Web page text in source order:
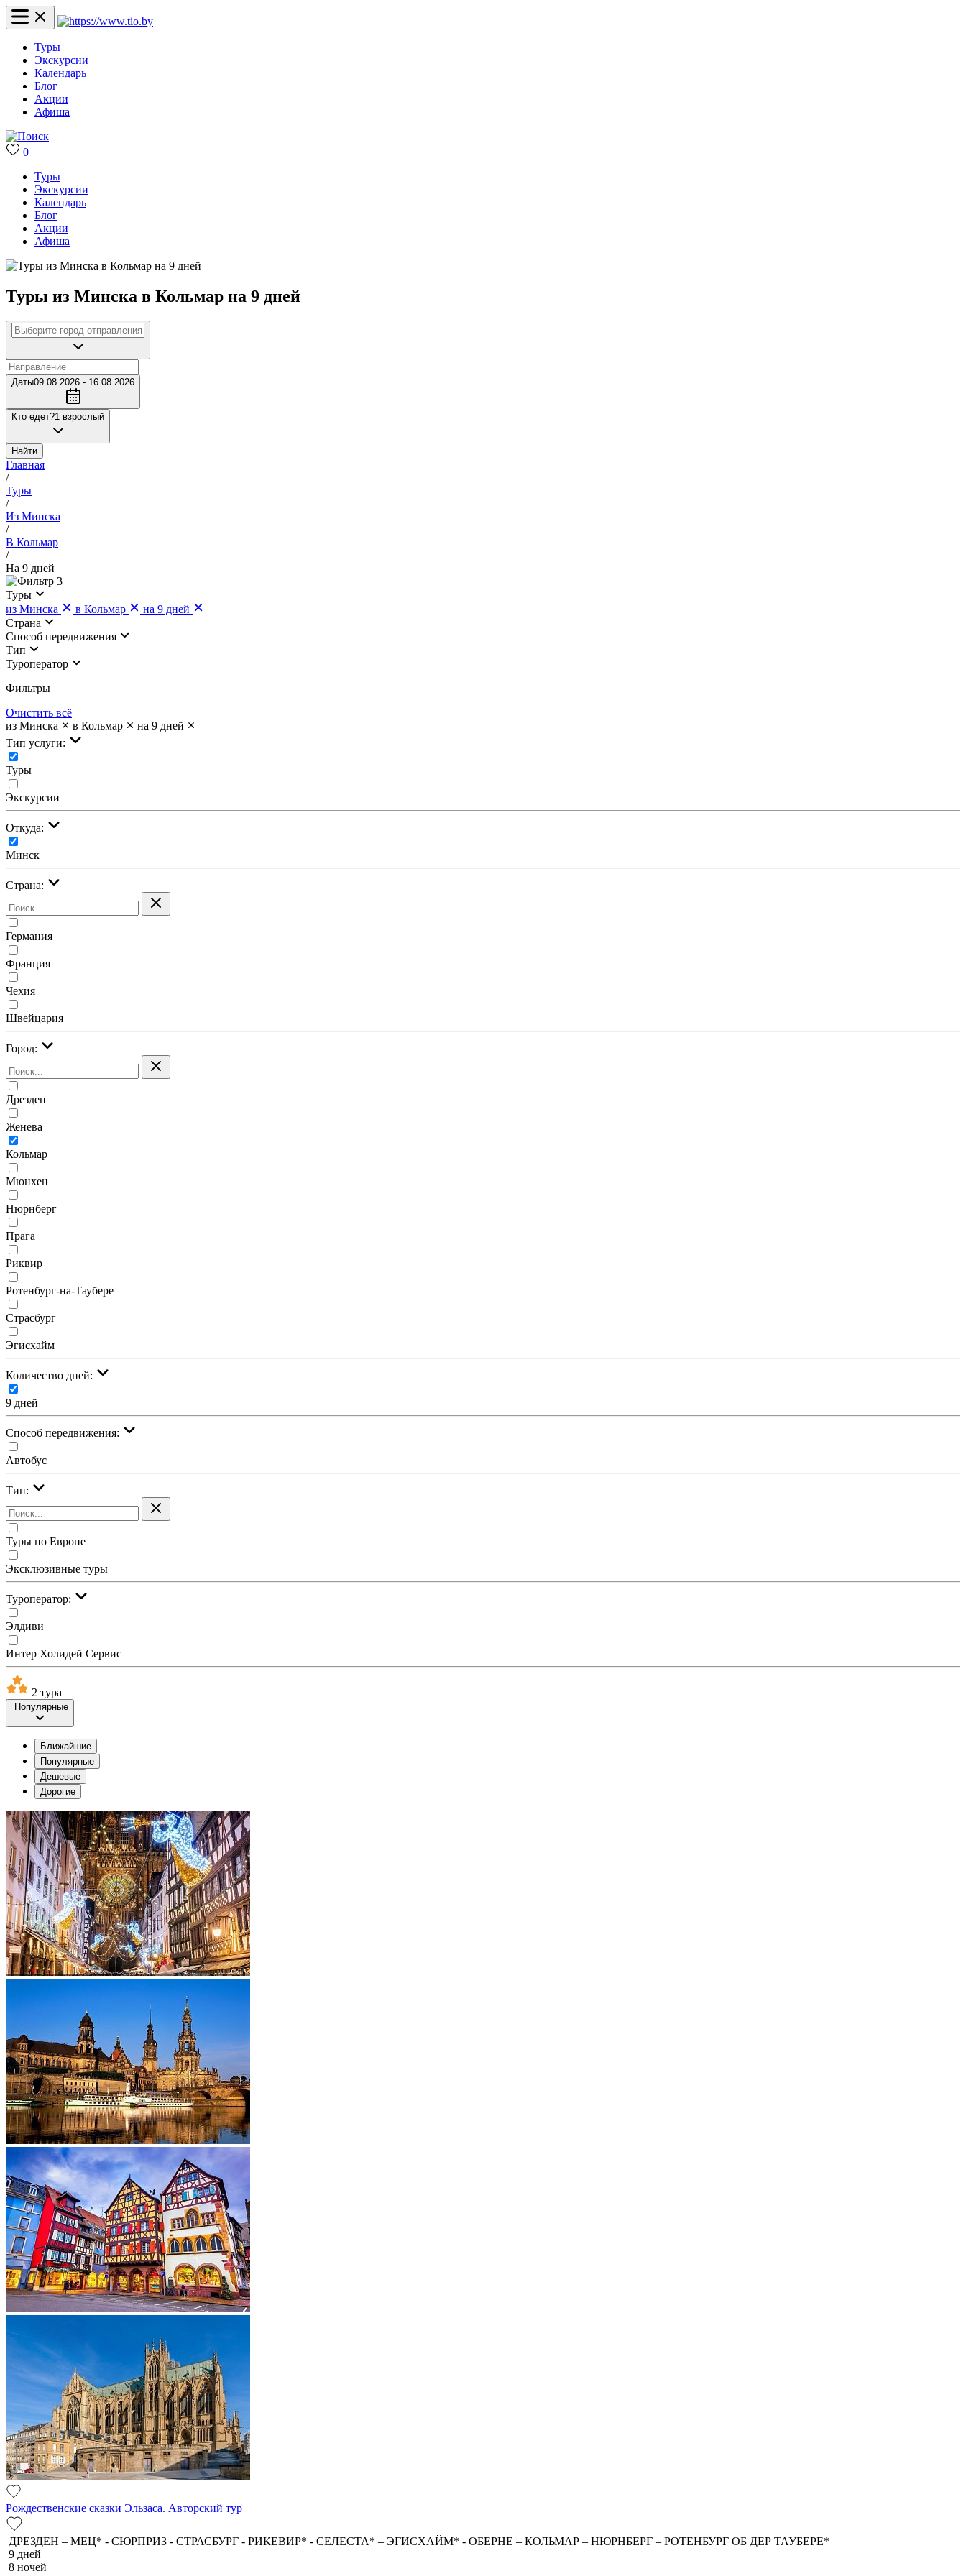
Туры
Экскурсии
Календарь
Блог
Акции
Афиша
0
Туры
Экскурсии
Календарь
Блог
Акции
Афиша
Туры из Минска в Кольмар на 9 дней
Даты09.08.2026 - 16.08.2026
Кто едет?1 взрослый
Найти
Главная
/
Туры
/
Из Минска
/
В Кольмар
/
На 9 дней
3
Туры
из Минска
в Кольмар
на 9 дней
Страна
Cпособ передвижения
Тип
Туроператор
Фильтры
Очистить всё
из Минска
в Кольмар
на 9 дней
Тип услуги:
Туры
Экскурсии
Откуда:
Минск
Страна:
Германия
Франция
Чехия
Швейцария
Город:
Дрезден
Женева
Кольмар
Мюнхен
Нюрнберг
Прага
Риквир
Ротенбург-на-Таубере
Страсбург
Эгисхайм
Количество дней:
9 дней
Cпособ передвижения:
Автобус
Тип:
Туры по Европе
Эксклюзивные туры
Туроператор:
Элдиви
Интер Холидей Сервис
2 тура
Популярные
Ближайшие
Популярные
Дешевые
Дорогие
Рождественские сказки Эльзаса. Авторский тур
ДРЕЗДЕН – МЕЦ* - СЮРПРИЗ - СТРАСБУРГ - РИКЕВИР* - СЕЛЕСТА* – ЭГИСХАЙМ* - ОБЕРНЕ – КОЛЬМАР – НЮРНБЕРГ – РОТЕНБУРГ ОБ ДЕР ТАУБЕРЕ*
9 дней
8 ночей